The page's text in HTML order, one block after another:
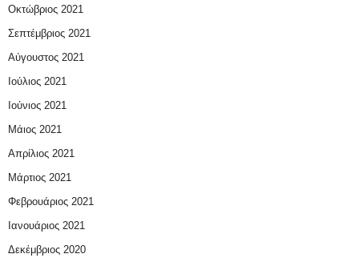
Οκτώβριος 2021
Σεπτέμβριος 2021
Αύγουστος 2021
Ιούλιος 2021
Ιούνιος 2021
Μάιος 2021
Απρίλιος 2021
Μάρτιος 2021
Φεβρουάριος 2021
Ιανουάριος 2021
Δεκέμβριος 2020